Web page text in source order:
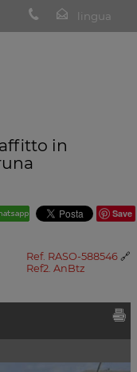
in
Save
Ref. RASO-588546 🔗
Ref2. AnBtz